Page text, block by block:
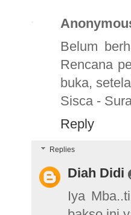
Belum
Rencana
buka,
Sisca -
Reply
Replies
Diah Didi
Iya